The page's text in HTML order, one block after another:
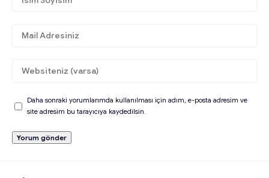
Daha sonraki yorumlarımda kullanılması için adım, e-posta adresim ve
site adresim bu tarayıcıya kaydedilsin.